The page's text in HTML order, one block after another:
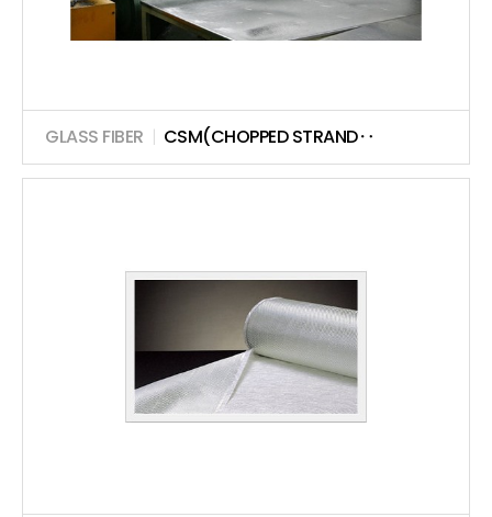
GLASS FIBER | CSM(CHOPPED STRAND‥